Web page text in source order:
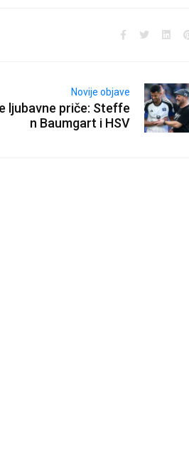
Novije objave
ljubavne priče: Steffe
n Baumgart i HSV